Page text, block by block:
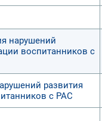
нарушений
воспитанников с
развития
с РАС